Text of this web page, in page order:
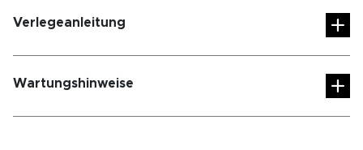
Verlegeanleitung
Wartungshinweise